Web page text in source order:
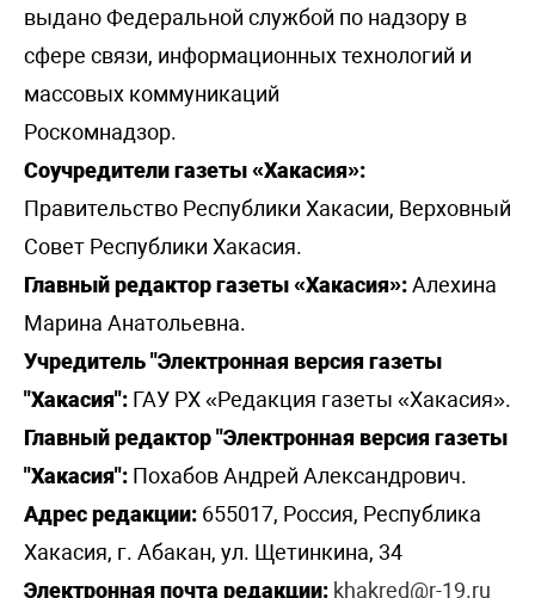
выдано Федеральной службой по надзору в
сфере связи, информационных технологий и
массовых коммуникаций
Роскомнадзор.
Соучредители газеты «Хакасия»:
Правительство Республики Хакасии, Верховный
Совет Республики Хакасия.
Главный редактор газеты «Хакасия»:Алехина
Марина Анатольевна.
Учредитель "Электронная версия газеты
"Хакасия": ГАУ РХ «Редакция газеты «Хакасия».
Главный редактор "Электронная версия газеты
"Хакасия": Похабов Андрей Александрович.
Адрес редакции: 655017, Россия, Республика
Хакасия, г. Абакан, ул. Щетинкина, 34
Электронная почта редакции: khakred@r-19.ru